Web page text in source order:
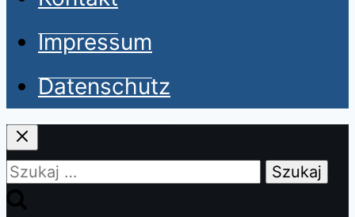
Impressum
Datenschutz
Szukaj: